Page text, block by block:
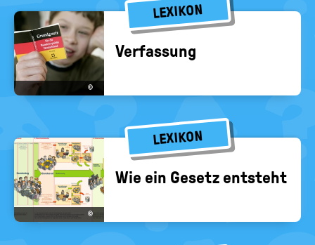
LEXIKON
©
Ver­fas­sung
LEXIKON
©
Wie ein Ge­setz ent­steht